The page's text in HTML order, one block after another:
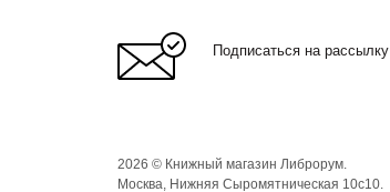
Подписаться на рассылку
2026 © Книжный магазин Либрорум.
Москва, Нижняя Сыромятническая 10с10.